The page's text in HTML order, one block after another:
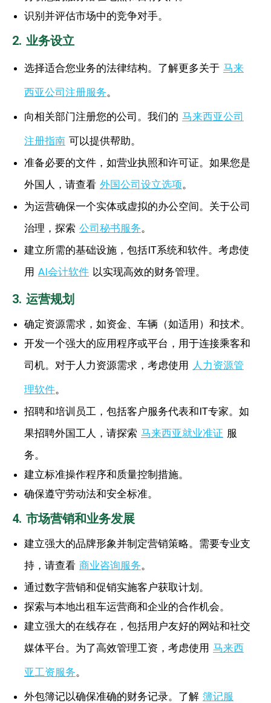
识别并评估市场中的竞争对手。
2. 业务设立
选择适合您业务的法律结构。了解更多关于 马来
西亚公司注册服务。
向相关部门注册您的公司。我们的 马来西亚公司
注册指南 可以提供帮助。
准备必要的文件，如营业执照和许可证。如果您是
外国人，请查看 外国公司设立选项。
为运营确保一个实体或虚拟的办公空间。关于公司
治理，探索 公司秘书服务。
建立所需的基础设施，包括IT系统和软件。考虑使
用 AI会计软件 以实现高效的财务管理。
3. 运营规划
确定资源需求，如资金、车辆（如适用）和技术。
开发一个强大的应用程序或平台，用于连接乘客和
司机。对于人力资源需求，考虑使用 人力资源管
理软件。
招聘和培训员工，包括客户服务代表和IT专家。如
果招聘外国工人，请探索 马来西亚就业准证 服
务。
建立标准操作程序和质量控制措施。
确保遵守劳动法和安全标准。
4. 市场营销和业务发展
建立强大的品牌形象并制定营销策略。需要专业支
持，请查看 商业咨询服务。
通过数字营销和促销实施客户获取计划。
探索与本地出租车运营商和企业的合作机会。
建立强大的在线存在，包括用户友好的网站和社交
媒体平台。为了高效管理工资，考虑使用 马来西
亚工资服务。
外包簿记以确保准确的财务记录。了解 簿记服